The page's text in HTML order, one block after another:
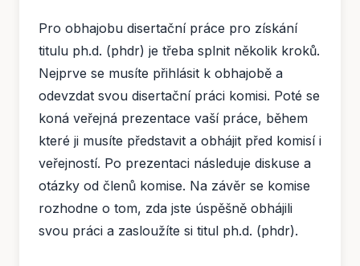
Pro obhajobu disertační práce pro získání
titulu ph.d. (phdr) je třeba splnit několik kroků.
Nejprve se musíte přihlásit k obhajobě a
odevzdat svou disertační práci komisi. Poté se
koná veřejná prezentace vaší práce, během
které ji musíte představit a obhájit před komisí i
veřejností. Po prezentaci následuje diskuse a
otázky od členů komise. Na závěr se komise
rozhodne o tom, zda jste úspěšně obhájili
svou práci a zasloužíte si titul ph.d. (phdr).